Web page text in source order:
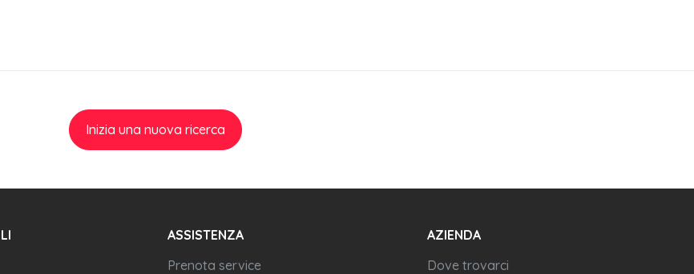
Inizia una nuova ricerca
ASSISTENZA
Prenota service
AZIENDA
Dove trovarci